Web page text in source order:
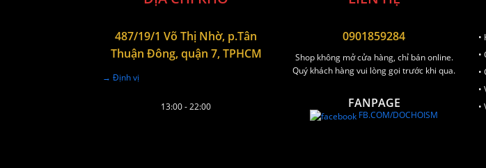
487/19/1 Võ Thị Nhờ, p.Tân
Thuận Đông, quận 7, TPHCM
→ Định vị
13:00 - 22:00
0901859284
Shop không mở cửa hàng, chỉ bán online.
Quý khách hàng vui lòng gọi trước khi qua.
FANPAGE
FB.COM/DOCHOISM
•
•
•
•
•